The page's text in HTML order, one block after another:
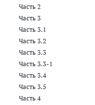
Часть 2
Часть 3
Часть 3.1
Часть 3.2
Часть 3.3
Часть 3.3-1
Часть 3.4
Часть 3.5
Часть 4